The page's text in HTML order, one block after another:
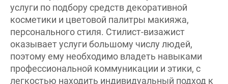
косметики и цветовой палитры макияжа,
персонального стиля. Стилист-визажист
оказывает услуги большому числу людей,
поэтому ему необходимо владеть навыками
профессиональной коммуникации и этики, с
легкостью находить индивидуальный подход к
людям, предупреждать конфликтные